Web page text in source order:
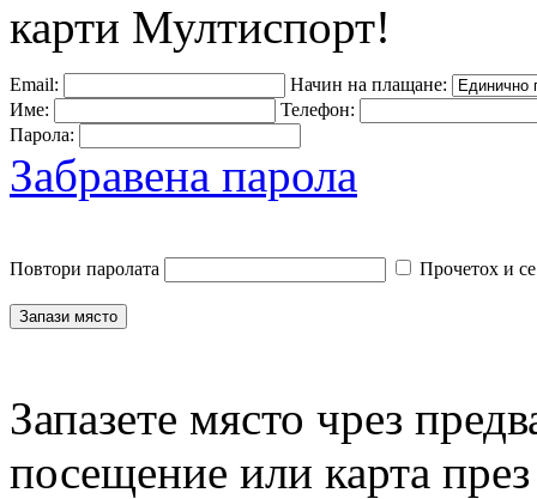
карти Мултиспорт!
Email:
Начин на плащане:
Име:
Телефон:
Парола:
Забравена парола
Повтори паролата Прочетох и
Запазете място чрез
посещение или карта